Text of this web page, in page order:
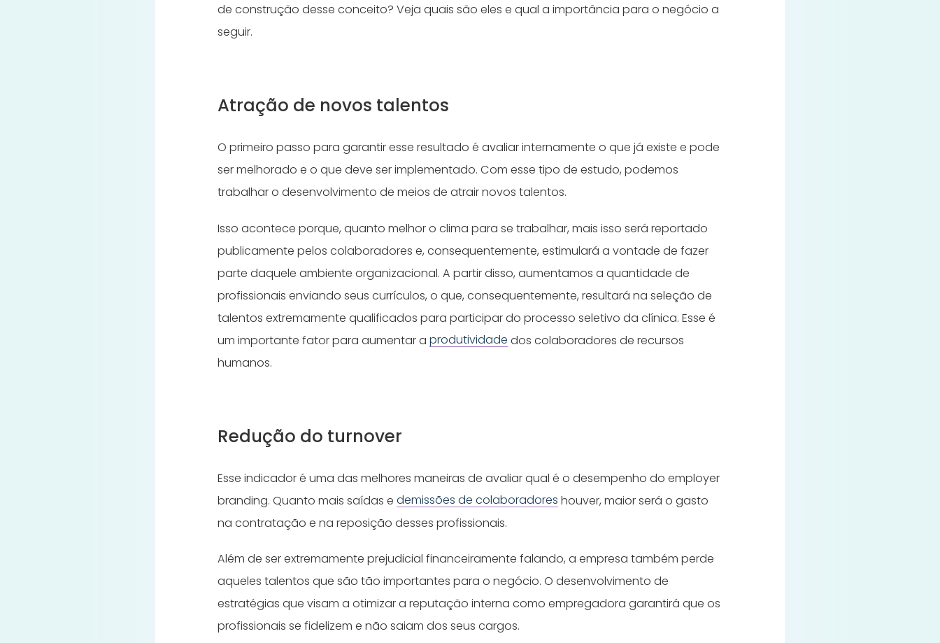
de construção desse conceito? Veja quais são eles e qual a importância para o negócio a
seguir.
Atração de novos talentos
O primeiro passo para garantir esse resultado é avaliar internamente o que já existe e pode
ser melhorado e o que deve ser implementado. Com esse tipo de estudo, podemos
trabalhar o desenvolvimento de meios de atrair novos talentos.
Isso acontece porque, quanto melhor o clima para se trabalhar, mais isso será reportado
publicamente pelos colaboradores e, consequentemente, estimulará a vontade de fazer
parte daquele ambiente organizacional. A partir disso, aumentamos a quantidade de
profissionais enviando seus currículos, o que, consequentemente, resultará na seleção de
talentos extremamente qualificados para participar do processo seletivo da clínica. Esse é
um importante fator para aumentar aprodutividade dos colaboradores de recursos
humanos.
Redução do turnover
Esse indicador é uma das melhores maneiras de avaliar qual é o desempenho do employer
branding. Quanto mais saídas edemissões de colaboradores houver, maior será o gasto
na contratação e na reposição desses profissionais.
Além de ser extremamente prejudicial financeiramente falando, a empresa também perde
aqueles talentos que são tão importantes para o negócio. O desenvolvimento de
estratégias que visam a otimizar a reputação interna como empregadora garantirá que os
profissionais se fidelizem e não saiam dos seus cargos.